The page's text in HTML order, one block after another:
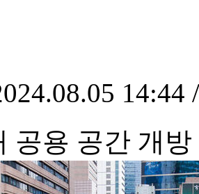
14:44
공용 공간 개